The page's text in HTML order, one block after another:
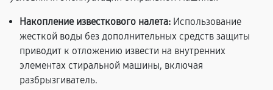
Накопление известкового налета: Использование
жесткой воды без дополнительных средств защиты
приводит к отложению извести на внутренних
элементах стиральной машины, включая
разбрызгиватель.